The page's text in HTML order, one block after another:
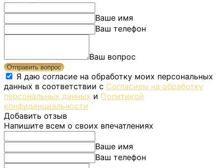
Ваше имя
Ваш телефон
Ваш вопрос
Отправить вопрос
Я даю согласие на обработку моих персональных
данных в соответствии с Согласием на обработку
персональных данных и Политикой
конфиденциальности
Добавить отзыв
Напишите всем о своих впечатлениях
Ваше имя
Ваш телефон